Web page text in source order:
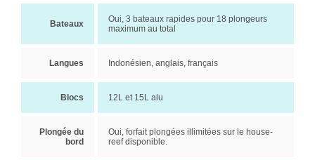
Bateaux
Oui, 3 bateaux rapides pour 18 plongeurs
maximum au total
Langues Indonésien, anglais, français
Blocs 12L et 15L alu
Plongée du
bord
Oui, forfait plongées illimitées sur le house-
reef disponible.